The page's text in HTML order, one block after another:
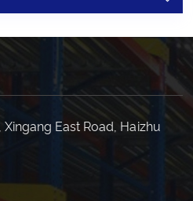
Xingang East Road, Haizhu